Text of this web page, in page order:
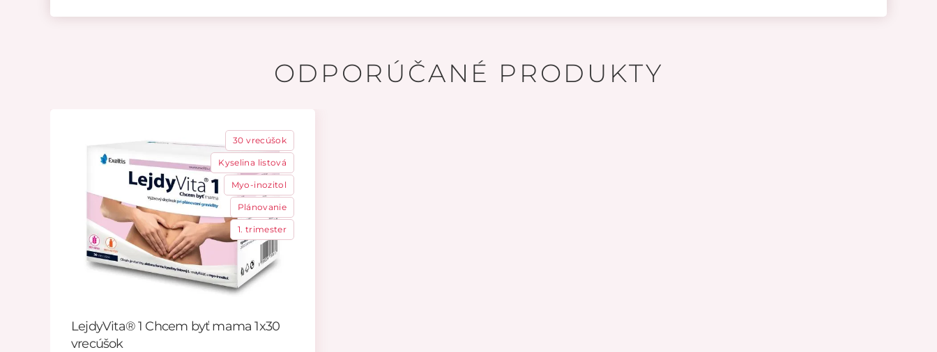
ODPORÚČANÉ PRODUKTY
30 vrecúšok
Kyselina listová
Myo-inozitol
Plánovanie
1. trimester
LejdyVita® 1 Chcem byť mama 1x30
vrecúšok